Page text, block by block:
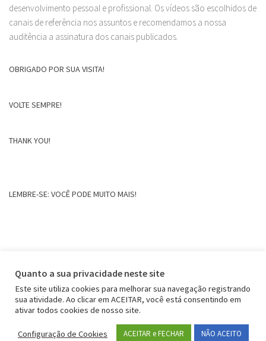
desenvolvimento pessoal e profissional. Os vídeos são escolhidos de
canais de referência nos assuntos e recomendamos a nossa
auditência a assinatura dos canais publicados.
OBRIGADO POR SUA VISITA!
VOLTE SEMPRE!
THANK YOU!
LEMBRE-SE: VOCÊ PODE MUITO MAIS!
Quanto a sua privacidade neste site
Este site utiliza cookies para melhorar sua navegação registrando
sua atividade. Ao clicar em ACEITAR, você está consentindo em
ativar todos cookies de nosso site.
Configuração de Cookies ACEITAR e FECHAR NÃO ACEITO